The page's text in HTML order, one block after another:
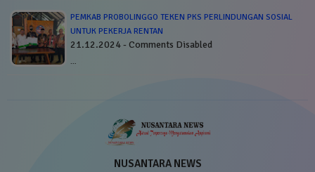
PEMKAB PROBOLINGGO TEKEN PKS PERLINDUNGAN SOSIAL
UNTUK PEKERJA RENTAN
21.12.2024 - Comments Disabled
…
NUSANTARA NEWS